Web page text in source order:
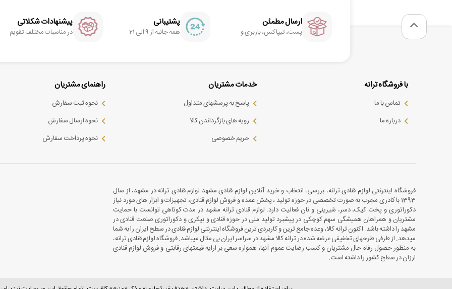
ارسال مطمئن
پست، تیپاکس، باربری و...
پشتیبانی
همه جانبه از 9 الی 21
پیشنهادات شکلاتی
در مناسبات مختلف تقویم
با فروشگاه ترانه
تماس با ما
درباره ما
خدمات مشتریان
پاسخ به پرسشهای متداول
رویه های بازگرداندن کالا
حریم خصوصی
راهنمای مشتریان
نحوه ثبت سفارش
نحوه ارسال سفارش
نحوه پرداخت سفارش
فروشگاه اینترنتی لوازم قنادی ترانه، بررسی، انتخاب و خرید آنلاین لوازم قنادی مشهد لوازم قنادی ترانه در مشهد، از سال
1393 با کادری مجرب به صورت تخصصی در حوزه تولید ، پخش عمده و فروش لوازم قنادی، تجهیزات و ابزار های مورد نیاز
دکوراتوری و پخت کیک، دسر، شیرینی و نان فعالیت دارد. لوازم قنادی ترانه مشهد در مدت کوتاهی توانست با حمایت
مشتریان و همراهان همیشگی سهم کوچکی در پیشبرد تولید ملی در حوزه قنادی و بیکری و دکوراتوری صنعت قنادی در
مشهد را داشته باشد. اکنون ترانه کالا، وعده جامع ترین و کاربردی ترین فروشگاه اینترنتی لوازم قنادی در سطح ایران را به شما
میدهد. از طرفی طرحهای تخفیفی عرضه شده در ترانه کالا مشهد در سراسر ایران بی مثال میباشد. فروشگاه لوازم قنادی ترانه،
به منظور حصول رفاه حال مشتریان و کسب رضایت عموم آنها، همواره سعی بر ارایه قیمتهای رقابتی و فروش لوازم قنادی
ارزان در سطح کشور را داشته است.